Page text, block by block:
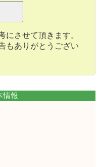
にさせて頂きます。
もありがとうござい
情報